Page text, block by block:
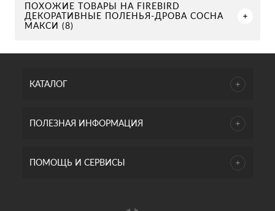
ПОХОЖИЕ ТОВАРЫ НА FIREBIRD
ДЕКОРАТИВНЫЕ ПОЛЕНЬЯ-ДРОВА СОСНА
МАКСИ (8)
КАТАЛОГ
ПОЛЕЗНАЯ ИНФОРМАЦИЯ
ПОМОЩЬ И СЕРВИСЫ